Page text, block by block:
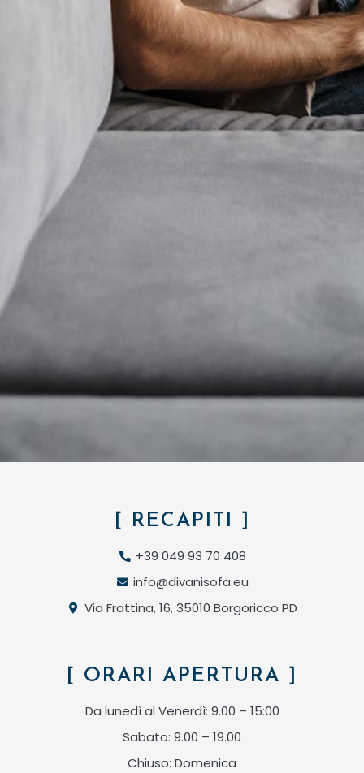
[ RECAPITI ]
+39 049 93 70 408
info@divanisofa.eu
Via Frattina, 16, 35010 Borgoricco PD
[ ORARI APERTURA ]
Da lunedì al Venerdì: 9.00 – 15:00
Sabato: 9.00 – 19.00
Chiuso: Domenica